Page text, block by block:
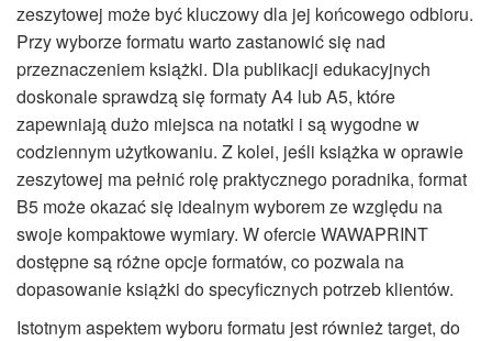
zeszytowej może być kluczowy dla jej końcowego odbioru.
Przy wyborze formatu warto zastanowić się nad
przeznaczeniem książki. Dla publikacji edukacyjnych
doskonale sprawdzą się formaty A4 lub A5, które
zapewniają dużo miejsca na notatki i są wygodne w
codziennym użytkowaniu. Z kolei, jeśli książka w oprawie
zeszytowej ma pełnić rolę praktycznego poradnika, format
B5 może okazać się idealnym wyborem ze względu na
swoje kompaktowe wymiary. W ofercie WAWAPRINT
dostępne są różne opcje formatów, co pozwala na
dopasowanie książki do specyficznych potrzeb klientów.
Istotnym aspektem wyboru formatu jest również target, do